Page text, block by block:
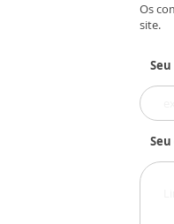
Os
site.